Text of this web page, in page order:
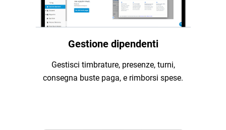
Gestione dipendenti
Gestisci timbrature, presenze, turni,
consegna buste paga, e rimborsi spese.